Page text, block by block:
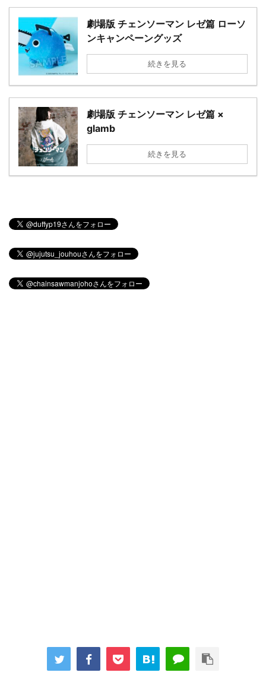
劇場版 チェンソーマン レゼ篇 ローソ
ンキャンペーングッズ
続きを見る
劇場版 チェンソーマン レゼ篇 ×
glamb
続きを見る